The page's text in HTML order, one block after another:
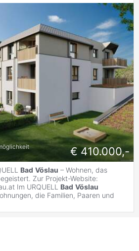
€ 410.000,-
Bad Vöslau – Wohnen, das
Zur Projekt-Website:
Im URQUELL Bad Vöslau
die Familien, Paaren und